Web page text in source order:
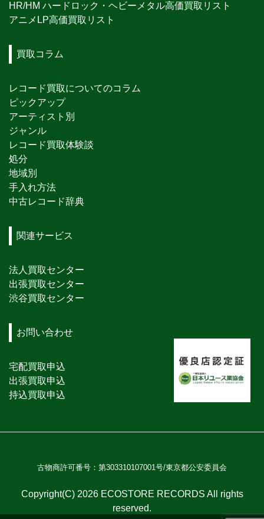
HR/HM ハードロック・ヘビーメタル高価買取リスト
アニメLP高価買取リスト
買取コラム
レコード買取についてのコラム
ピックアップ
アーティスト別
ジャンル
レコード買取体験談
処分
地域別
手入れ方法
中古レコード辞典
関連サービス
法人買取センター
出張買取センター
渋谷買取センター
お問い合わせ
宅配買取申込
出張買取申込
持込買取申込
古物商許可番号：第303310107001号/東京都公安委員会
Copyright(C) 2026 ECOSTORE RECORDS All rights
reserved.